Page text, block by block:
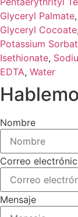
Glyceryl Palmate,
Glyceryl Cocoate,
Potassium
Isethionate,
EDTA, Water
Nombre
Correo
Mensaje